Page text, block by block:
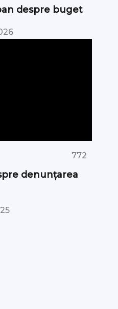
despre buget
772
denunțarea